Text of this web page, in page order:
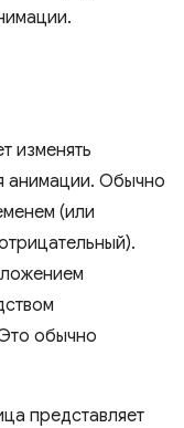
изменять
анимации. Обычно
(или
обычно
представляет